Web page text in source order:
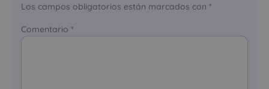
Los campos obligatorios están marcados con *
Comentario *